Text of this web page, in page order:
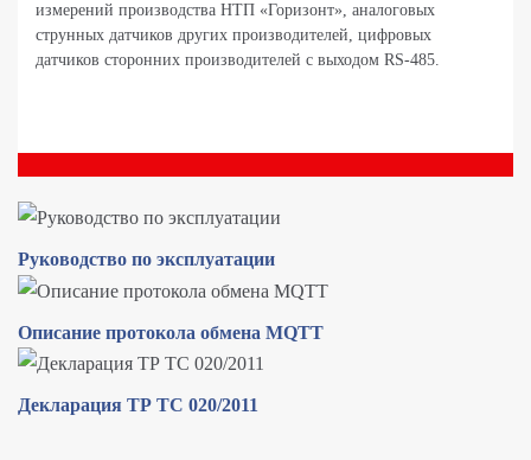
измерений производства НТП «Горизонт», аналоговых
струнных датчиков других производителей, цифровых
датчиков сторонних производителей с выходом RS-485.
Руководство по эксплуатации
Описание протокола обмена MQTT
Декларация ТР ТС 020/2011